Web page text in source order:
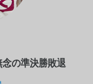
の準決勝敗退